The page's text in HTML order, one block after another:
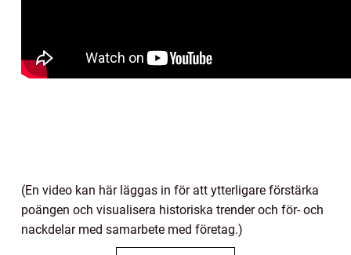
(En video kan här läggas in för att ytterligare förstärka
poängen och visualisera historiska trender och för- och
nackdelar med samarbete med företag.)